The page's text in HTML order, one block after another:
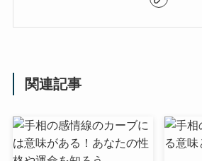
関連記事